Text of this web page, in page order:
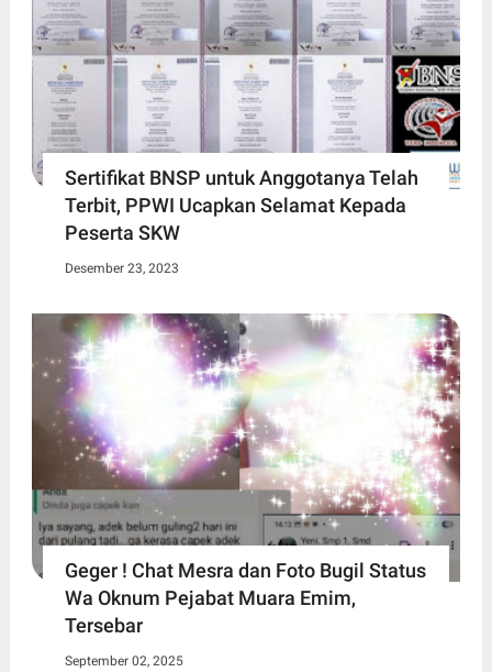
Sertifikat BNSP untuk Anggotanya Telah
Terbit, PPWI Ucapkan Selamat Kepada
Peserta SKW
Desember 23, 2023
Geger ! Chat Mesra dan Foto Bugil Status
Wa Oknum Pejabat Muara Emim,
Tersebar
September 02, 2025